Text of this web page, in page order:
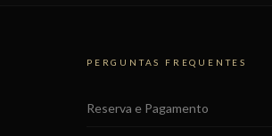
PERGUNTAS FREQUENTES
Reserva e Pagamento